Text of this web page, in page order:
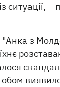
ситуації, –
"Анка з